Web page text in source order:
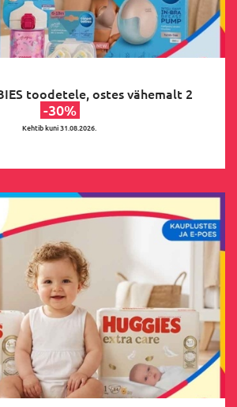
toodetele, ostes vähemalt 2
-30%
Kehtib kuni 31.08.2026.